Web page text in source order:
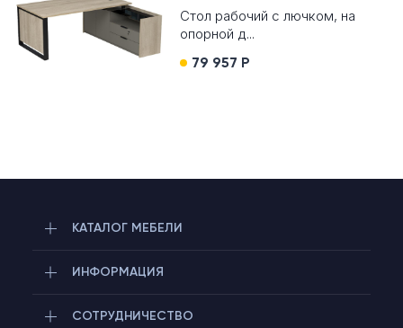
Стол рабочий с лючком, на
опорной д...
79 957 Р
КАТАЛОГ МЕБЕЛИ
ИНФОРМАЦИЯ
СОТРУДНИЧЕСТВО